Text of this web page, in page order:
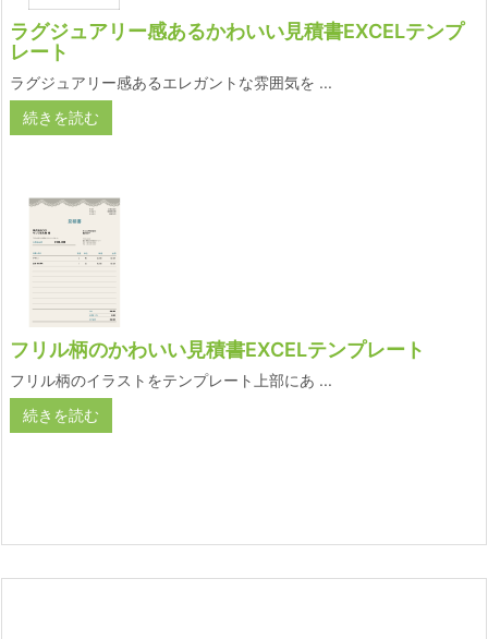
ラグジュアリー感あるかわいい見積書EXCELテンプ
レート
ラグジュアリー感あるエレガントな雰囲気を ...
続きを読む
フリル柄のかわいい見積書EXCELテンプレート
フリル柄のイラストをテンプレート上部にあ ...
続きを読む